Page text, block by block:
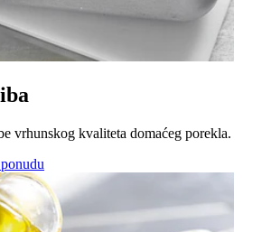
vrhunskog kvaliteta domaćeg porekla.